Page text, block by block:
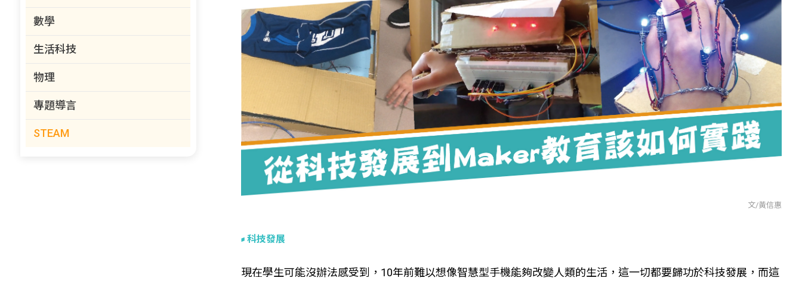
數學
生活科技
物理
專題導言
STEAM
文/黃信惠
科技發展
現在學生可能沒辦法感受到，10年前難以想像智慧型手機能夠改變人類的生活，這一切都要歸功於科技發展，而這